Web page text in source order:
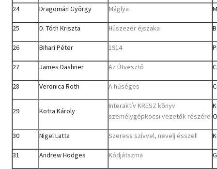
24 Dragomán György Máglya
25 D. Tóth Kriszta Húszezer éjszaka
26 Bihari Péter 1914
27 James Dashner Az Útvesztő
28 Veronica Roth A hűséges
29 Kotra Károly
Interaktív KRESZ könyv
személygépkocsi vezetők részére
30 Nigel Latta Szeress szívvel, nevelj ésszel!
31 Andrew Hodges Kódjátszma